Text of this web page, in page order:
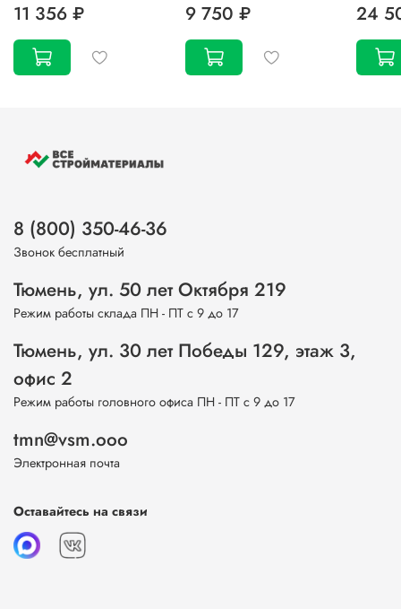
11 356 ₽ 9 750 ₽ 24
8 (800) 350-46-36
Звонок бесплатный
Тюмень, ул. 50 лет Октября 219
Режим работы склада ПН - ПТ с 9 до 17
Тюмень, ул. 30 лет Победы 129, этаж 3,
офис 2
Режим работы головного офиса ПН - ПТ с 9 до 17
tmn@vsm.ooo
Электронная почта
Оставайтесь на связи